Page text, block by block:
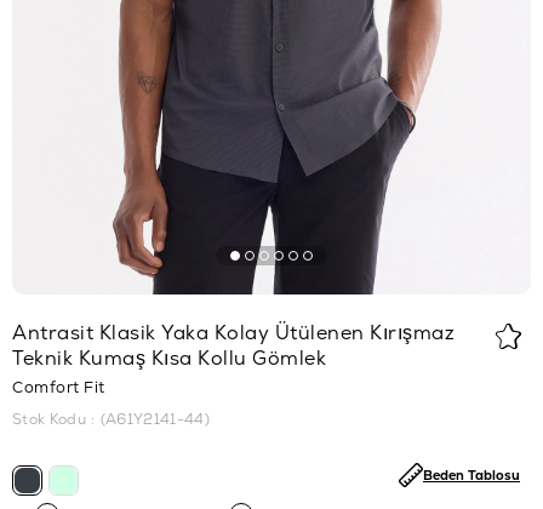
Antrasit Klasik Yaka Kolay Ütülenen Kırışmaz
Teknik Kumaş Kısa Kollu Gömlek
Comfort Fit
Stok Kodu (A61Y2141-44)
Beden Tablosu